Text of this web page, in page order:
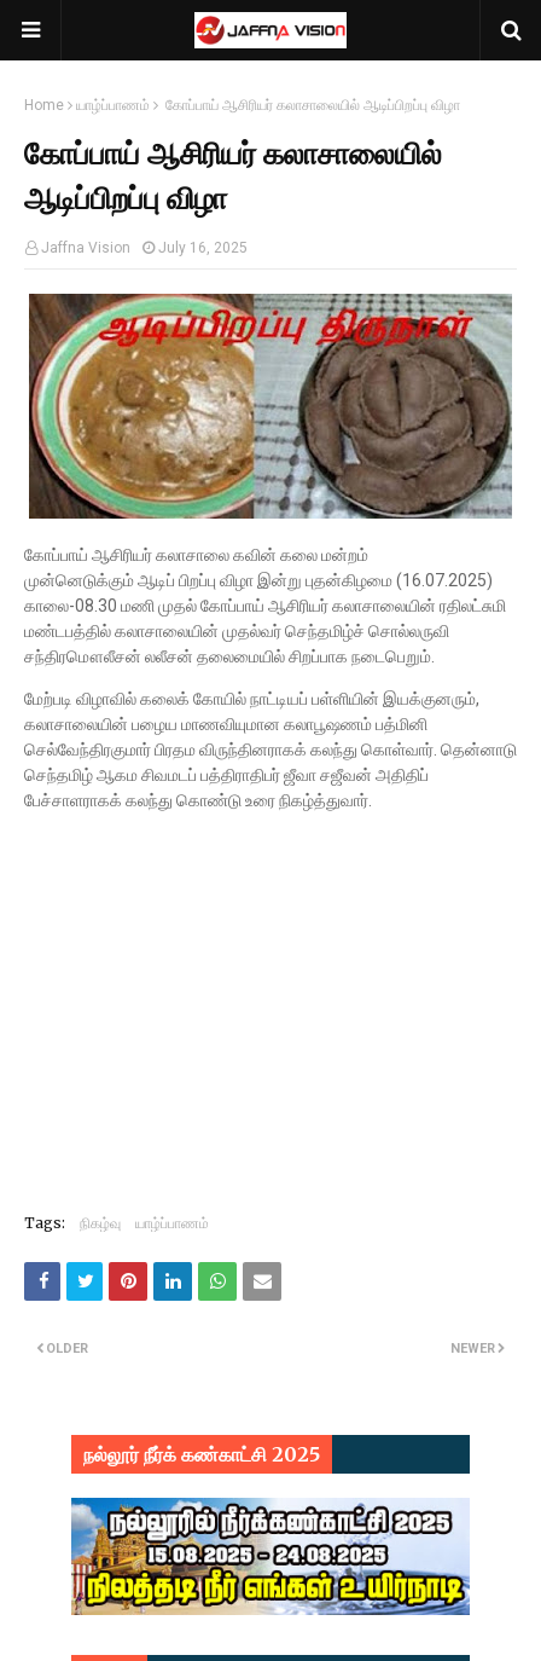
Home யாழ்ப்பாணம் கோப்பாய் ஆசிரியர் கலாசாலையில் ஆடிப்பிறப்பு விழா
கோப்பாய் ஆசிரியர் கலாசாலையில்
ஆடிப்பிறப்பு விழா
Jaffna Vision July 16, 2025
கோப்பாய் ஆசிரியர் கலாசாலை கவின் கலை மன்றம்
முன்னெடுக்கும்ஆடிப் பிறப்பு விழா இன்று புதன்கிழமை (16.07.2025)
காலை-08.30 மணி முதல் கோப்பாய் ஆசிரியர் கலாசாலையின் ரதிலட்சுமி
மண்டபத்தில் கலாசாலையின் முதல்வர் செந்தமிழ்ச் சொல்லருவி
சந்திரமௌலீசன் லலீசன் தலைமையில் சிறப்பாக நடைபெறும்.
மேற்படி விழாவில் கலைக் கோயில் நாட்டியப் பள்ளியின் இயக்குனரும்,
கலாசாலையின் பழைய மாணவியுமான கலாபூஷணம் பத்மினி
செல்வேந்திரகுமார் பிரதம விருந்தினராகக் கலந்து கொள்வார். தென்னாடு
செந்தமிழ் ஆகம சிவமடப் பத்திராதிபர் ஜீவா சஜீவன் அதிதிப்
பேச்சாளராகக் கலந்து கொண்டு உரை நிகழ்த்துவார்.
Tags: நிகழ்வு யாழ்ப்பாணம்
NEWER
OLDER
நல்லூர் நீர்க் கண்காட்சி 2025